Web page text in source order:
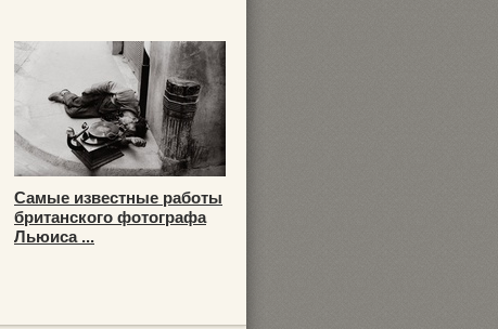
Самые известные работы
британского фотографа
Льюиса ...